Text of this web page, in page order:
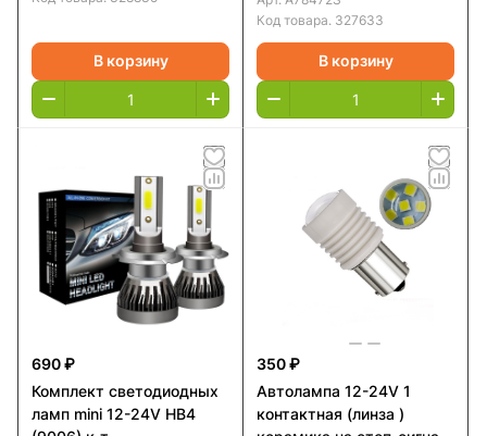
В корзину
Код товара. 327633
В корзину
690 ₽
Комплект светодиодных
ламп mini 12-24V HB4
350 ₽
Автолампа 12-24V 1
контактная (линза )